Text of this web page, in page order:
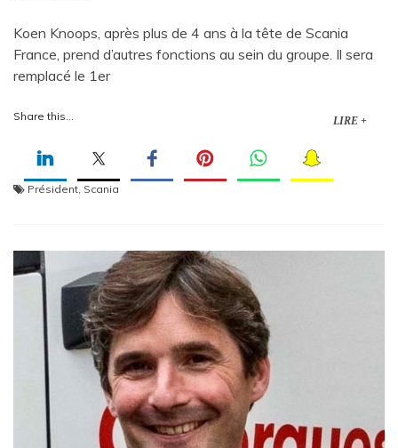
Koen Knoops, après plus de 4 ans à la tête de Scania
France, prend d’autres fonctions au sein du groupe. Il sera
remplacé le 1er
Share this... LIRE +
Président Scania